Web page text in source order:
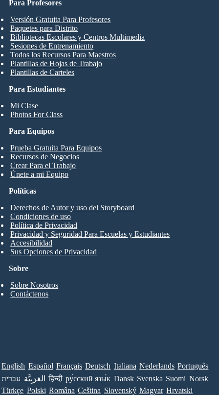
Para Estudiantes
Mi Clase
Photos For Class
Para Profesores
Versión Gratuita Para Profesores
Paquetes para Distrito
Bibliotecas Escolares y Centros Multimedia
Sesiones de Entrenamiento
Todos los Recursos Para Maestros
Plantillas de Hojas de Trabajo
Plantillas de Carteles
Para Equipos
Prueba Gratuita Para Equipos
Recursos de Negocios
Crear Para el Trabajo
Únete a mi Equipo
Sobre
Sobre Nosotros
Contáctenos
Políticas
Derechos de Autor y uso del Storyboard
Condiciones de uso
Política de Privacidad
Privacidad y Seguridad Para Escuelas y Estudiantes
Accesibilidad
Sus Opciones de Privacidad
English Español Français Deutsch Italiana Nederlands Português
עברית العَرَبِيَّة हिन्दी ру́сский язы́к Dansk Svenska Suomi Norsk
Türkçe Polski Româna Ceština Slovenský Magyar Hrvatski